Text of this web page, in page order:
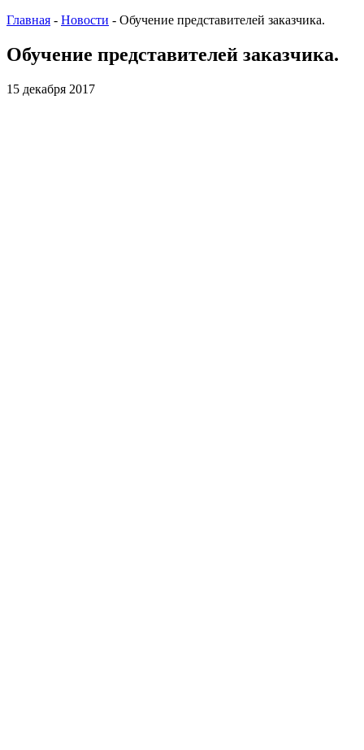
Главная - Новости - Обучение представителей заказчика.
Обучение представителей заказчика.
15 декабря 2017